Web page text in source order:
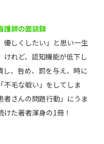
護師の面談録
優しくしたい」と思い一生
れど、認知機能が低下し
し、咎め、罰を与え、時に
不毛な戦い」をしてしま
さんの問題行動」にうま
た著者渾身の1冊！